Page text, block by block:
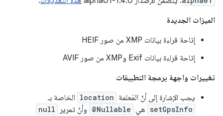
الميزات الجديدة
إتاحة قراءة بيانات XMP من صور HEIF
إتاحة قراءة بيانات Exif وXMP من صور AVIF
تغييرات واجهة برمجة التطبيقات
يجب الإشارة إلى أنّ المَعلمة location الخاصة بـ
setGpsInfo هي @Nullable وأنّ تمرير null